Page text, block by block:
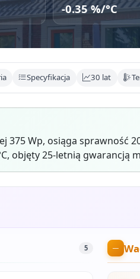
-0.35 %/°C
Specyfikacja 30 lat
375 Wp, osiąga sprawność
objęty 25-letnią gwarancją
5